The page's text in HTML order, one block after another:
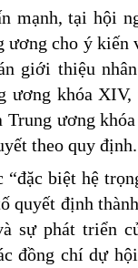
mạnh, tại hội
ương cho ý kiến
giới thiệu
ương khóa
ương
theo quy định.
biệt hệ
quyết định
sự phát triển
đồng chí dự